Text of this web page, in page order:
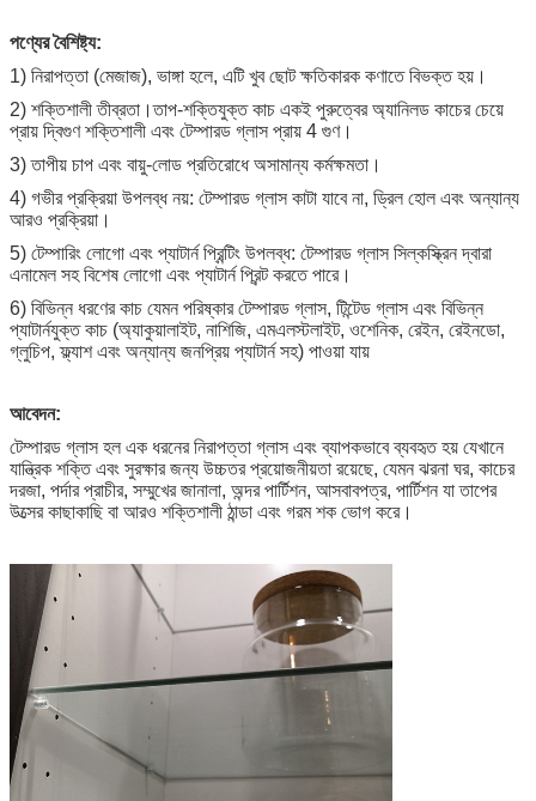
পণ্যের বৈশিষ্ট্য:
1) নিরাপত্তা (মেজাজ), ভাঙ্গা হলে, এটি খুব ছোট ক্ষতিকারক কণাতে বিভক্ত হয়।
2) শক্তিশালী তীব্রতা।তাপ-শক্তিযুক্ত কাচ একই পুরুত্বের অ্যানিলড কাচের চেয়ে
প্রায় দ্বিগুণ শক্তিশালী এবং টেম্পারড গ্লাস প্রায় 4 গুণ।
3) তাপীয় চাপ এবং বায়ু-লোড প্রতিরোধে অসামান্য কর্মক্ষমতা।
4) গভীর প্রক্রিয়া উপলব্ধ নয়: টেম্পারড গ্লাস কাটা যাবে না, ড্রিল হোল এবং অন্যান্য
আরও প্রক্রিয়া।
5) টেম্পারিং লোগো এবং প্যাটার্ন প্রিন্টিং উপলব্ধ: টেম্পারড গ্লাস সিল্কস্ক্রিন দ্বারা
এনামেল সহ বিশেষ লোগো এবং প্যাটার্ন প্রিন্ট করতে পারে।
6) বিভিন্ন ধরণের কাচ যেমন পরিষ্কার টেম্পারড গ্লাস, টিন্টেড গ্লাস এবং বিভিন্ন
প্যাটার্নযুক্ত কাচ (অ্যাকুয়ালাইট, নাশিজি, এমএলস্টলাইট, ওশেনিক, রেইন, রেইনডো,
গ্লুচিপ, ফ্ল্যাশ এবং অন্যান্য জনপ্রিয় প্যাটার্ন সহ) পাওয়া যায়
আবেদন:
টেম্পারড গ্লাস হল এক ধরনের নিরাপত্তা গ্লাস এবং ব্যাপকভাবে ব্যবহৃত হয় যেখানে
যান্ত্রিক শক্তি এবং সুরক্ষার জন্য উচ্চতর প্রয়োজনীয়তা রয়েছে, যেমন ঝরনা ঘর, কাচের
দরজা, পর্দার প্রাচীর, সম্মুখের জানালা, অন্দর পার্টিশন, আসবাবপত্র, পার্টিশন যা তাপের
উত্সের কাছাকাছি বা আরও শক্তিশালী ঠান্ডা এবং গরম শক ভোগ করে।